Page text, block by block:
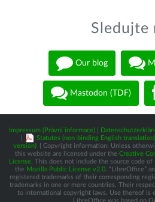
Sledujte
Our blog
Mastodon (TDF)
Impressum (Právní informace)
Statutes (non-binding English translation)
version)
| Copyright information: Unless
this website are licensed under the Creative
License . This does not include the source code
the Mozilla Public License v2.0 . “LibreOffice”
registered trademarks of their corresponding
trademarks in one or more countries. Their
to international copyright laws. Use thereof is
LibreOffice was based on